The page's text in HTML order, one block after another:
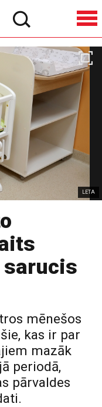
LETA
sarucis
mēnešos
kas ir par
mazāk
periodā,
pārvaldes